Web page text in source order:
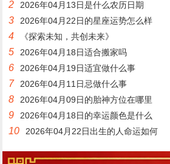
2 2026年04月13日是什么农历日期
3 2026年04月22日的星座运势怎么样
4 《探索未知，共创未来》
5 2026年04月18日适合搬家吗
6 2026年04月19日适宜做什么事
7 2026年04月11日忌做什么事
8 2026年04月09日的胎神方位在哪里
9 2026年04月18日的幸运颜色是什么
10 2026年04月22日出生的人命运如何